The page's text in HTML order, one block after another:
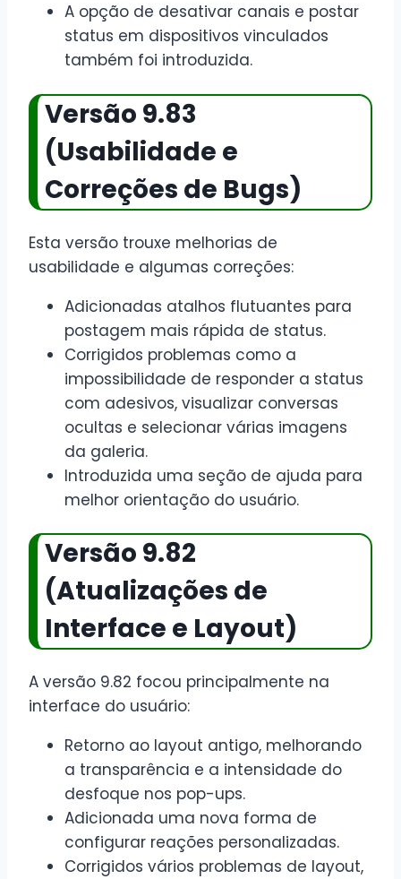
A opção de desativar canais e postar
status em dispositivos vinculados
também foi introduzida.
Versão 9.83
(Usabilidade e
Correções de Bugs)
Esta versão trouxe melhorias de
usabilidade e algumas correções:
Adicionadas atalhos flutuantes para
postagem mais rápida de status.
Corrigidos problemas como a
impossibilidade de responder a status
com adesivos, visualizar conversas
ocultas e selecionar várias imagens
da galeria.
Introduzida uma seção de ajuda para
melhor orientação do usuário.
Versão 9.82
(Atualizações de
Interface e Layout)
A versão 9.82 focou principalmente na
interface do usuário:
Retorno ao layout antigo, melhorando
a transparência e a intensidade do
desfoque nos pop-ups.
Adicionada uma nova forma de
configurar reações personalizadas.
Corrigidos vários problemas de layout,